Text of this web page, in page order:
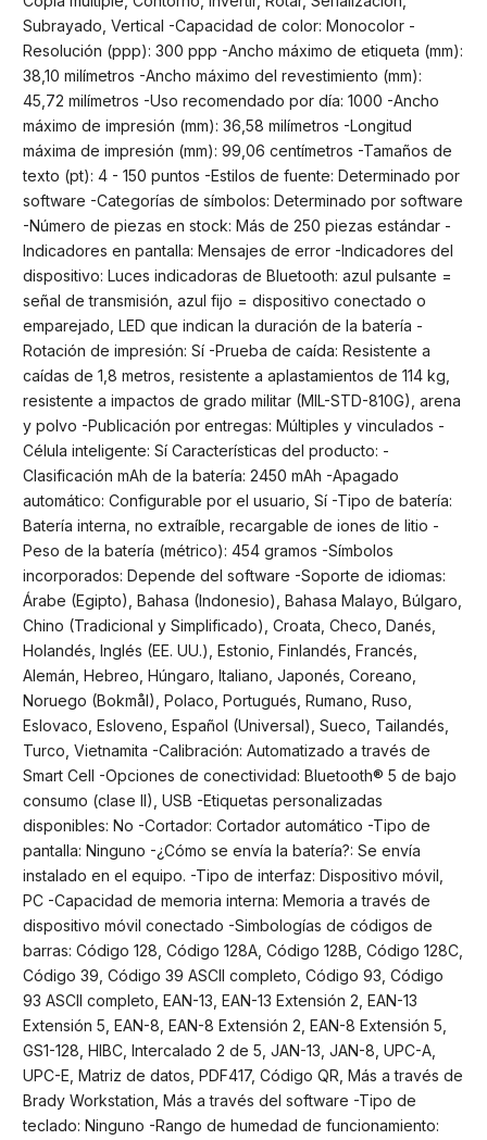
Subrayado, Vertical -Capacidad de color: Monocolor -
Resolución (ppp): 300 ppp -Ancho máximo de etiqueta (mm):
38,10 milímetros -Ancho máximo del revestimiento (mm):
45,72 milímetros -Uso recomendado por día: 1000 -Ancho
máximo de impresión (mm): 36,58 milímetros -Longitud
máxima de impresión (mm): 99,06 centímetros -Tamaños de
texto (pt): 4 - 150 puntos -Estilos de fuente: Determinado por
software -Categorías de símbolos: Determinado por software
-Número de piezas en stock: Más de 250 piezas estándar -
Indicadores en pantalla: Mensajes de error -Indicadores del
dispositivo: Luces indicadoras de Bluetooth: azul pulsante =
señal de transmisión, azul fijo = dispositivo conectado o
emparejado, LED que indican la duración de la batería -
Rotación de impresión: Sí -Prueba de caída: Resistente a
caídas de 1,8 metros, resistente a aplastamientos de 114 kg,
resistente a impactos de grado militar (MIL-STD-810G), arena
y polvo -Publicación por entregas: Múltiples y vinculados -
Célula inteligente: Sí Características del producto: -
Clasificación mAh de la batería: 2450 mAh -Apagado
automático: Configurable por el usuario, Sí -Tipo de batería:
Batería interna, no extraíble, recargable de iones de litio -
Peso de la batería (métrico): 454 gramos -Símbolos
incorporados: Depende del software -Soporte de idiomas:
Árabe (Egipto), Bahasa (Indonesio), Bahasa Malayo, Búlgaro,
Chino (Tradicional y Simplificado), Croata, Checo, Danés,
Holandés, Inglés (EE. UU.), Estonio, Finlandés, Francés,
Alemán, Hebreo, Húngaro, Italiano, Japonés, Coreano,
Noruego (Bokmål), Polaco, Portugués, Rumano, Ruso,
Eslovaco, Esloveno, Español (Universal), Sueco, Tailandés,
Turco, Vietnamita -Calibración: Automatizado a través de
Smart Cell -Opciones de conectividad: Bluetooth® 5 de bajo
consumo (clase II), USB -Etiquetas personalizadas
disponibles: No -Cortador: Cortador automático -Tipo de
pantalla: Ninguno -¿Cómo se envía la batería?: Se envía
instalado en el equipo. -Tipo de interfaz: Dispositivo móvil,
PC -Capacidad de memoria interna: Memoria a través de
dispositivo móvil conectado -Simbologías de códigos de
barras: Código 128, Código 128A, Código 128B, Código 128C,
Código 39, Código 39 ASCII completo, Código 93, Código
93 ASCII completo, EAN-13, EAN-13 Extensión 2, EAN-13
Extensión 5, EAN-8, EAN-8 Extensión 2, EAN-8 Extensión 5,
GS1-128, HIBC, Intercalado 2 de 5, JAN-13, JAN-8, UPC-A,
UPC-E, Matriz de datos, PDF417, Código QR, Más a través de
Brady Workstation, Más a través del software -Tipo de
teclado: Ninguno -Rango de humedad de funcionamiento: